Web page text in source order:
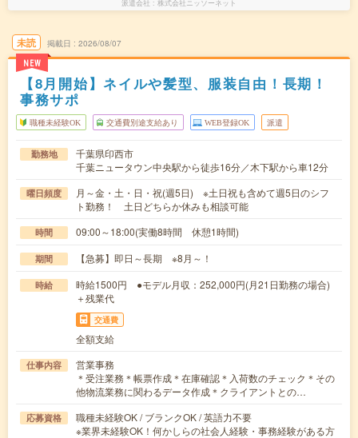
派遣会社 株式会社ニッソーネット
未読
NEW
掲載日 2026/08/07
【8月開始】ネイルや髪型、服装自由！長期！
事務サポ
職種未経験OK 交通費別途支給あり WEB登録OK 派遣
勤務地
千葉県印西市
千葉ニュータウン中央駅から徒歩16分／木下駅から車12分
曜日頻度
月～金・土・日・祝(週5日) ※土日祝も含めて週5日のシフ
ト勤務！ 土日どちらか休みも相談可能
時間 09:00～18:00(実働8時間 休憩1時間)
期間 【急募】即日～長期 ※8月～！
時給
時給1500円 ●モデル月収：252,000円(月21日勤務の場合)
＋残業代
交通費
全額支給
仕事内容
営業事務
＊受注業務＊帳票作成＊在庫確認＊入荷数のチェック＊その
他物流業務に関わるデータ作成＊クライアントとの…
応募資格
職種未経験OK / ブランクOK / 英語力不要
※業界未経験OK！何かしらの社会人経験・事務経験がある方